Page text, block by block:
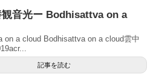
観音光ー Bodhisattva on a
on a cloud Bodhisattva on a cloud雲中
記事を読む